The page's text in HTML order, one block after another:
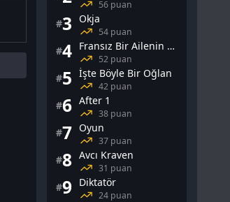
56 puan
#3 Okja
54 puan
#4 Fransız Bir Ailenin Cinsel Yaşamı
52 puan
#5 İşte Böyle Bir Oğlan
42 puan
#6 After 1
38 puan
#7 Oyun
37 puan
#8 Avcı Kraven
31 puan
#9 Diktatör
24 puan